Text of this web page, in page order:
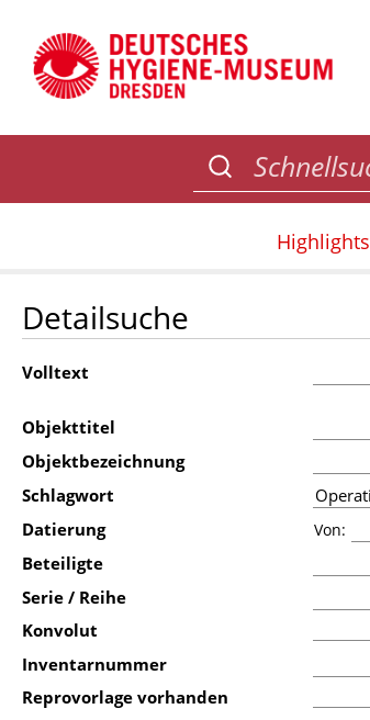
Highlights
Detailsuche
Volltext
Objekttitel
Objektbezeichnung
Schlagwort
Datierung
Von:
Beteiligte
Serie / Reihe
Konvolut
Inventarnummer
Reprovorlage vorhanden